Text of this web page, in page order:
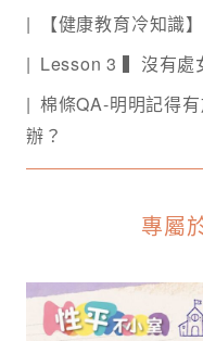
【健康教育冷知識
Lesson 3 ▍沒有處
棉條QA-明明記得
辦？
專屬